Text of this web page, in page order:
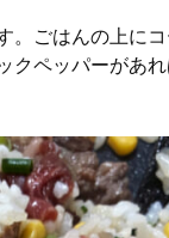
ごはんの上に
ペッパーがあれ